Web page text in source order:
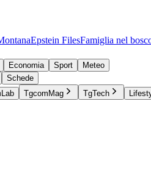
Epstein FilesFamiglia nel
Economia Sport
Meteo
Schede
TgcomMag TgTech